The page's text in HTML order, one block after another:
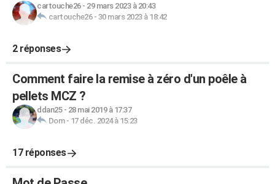
cartouche26- 29 mars 2023 à 20:43
cartouche26- 30 mars 2023 à 18:42
2 réponses
Comment faire la remise à zéro d'un poêle à
pellets MCZ ?
ddan25- 28 mai 2019 à 17:37
Dom- 17 déc. 2024 à 15:23
17 réponses